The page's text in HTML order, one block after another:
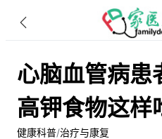
心脑血管病患
高钾食物这样
健康科普/治疗与康复